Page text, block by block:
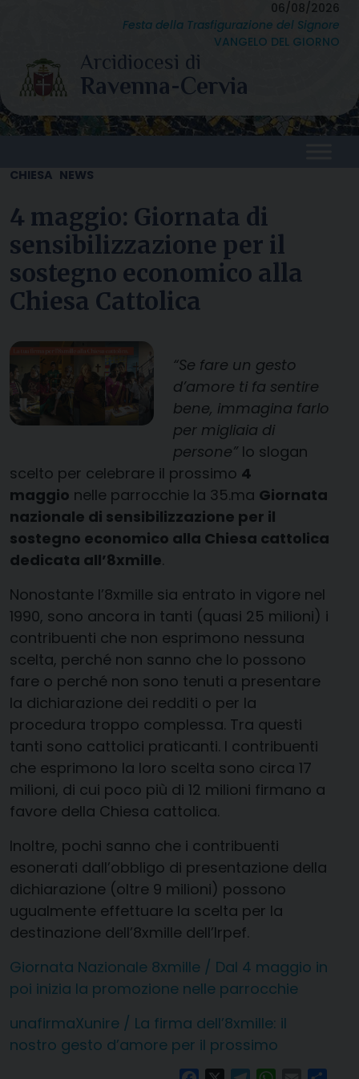
content
06/08/2026
Festa della Trasfigurazione del Signore
VANGELO DEL GIORNO
CHIESA NEWS
4 maggio: Giornata di
sensibilizzazione per il
sostegno economico alla
Chiesa Cattolica
“Se fare un gesto
d’amore ti fa sentire
bene, immagina farlo
per migliaia di
persone” lo slogan
scelto per celebrare il prossimo 4
maggio nelle parrocchie la 35.ma Giornata
nazionale di sensibilizzazione per il
sostegno economico alla Chiesa cattolica
dedicata all’8xmille.
Nonostante l’8xmille sia entrato in vigore nel
1990, sono ancora in tanti (quasi 25 milioni) i
contribuenti che non esprimono nessuna
scelta, perché non sanno che lo possono
fare o perché non sono tenuti a presentare
la dichiarazione dei redditi o per la
procedura troppo complessa. Tra questi
tanti sono cattolici praticanti. I contribuenti
che esprimono la loro scelta sono circa 17
milioni, di cui poco più di 12 milioni firmano a
favore della Chiesa cattolica.
Inoltre, pochi sanno che i contribuenti
esonerati dall’obbligo di presentazione della
dichiarazione (oltre 9 milioni) possono
ugualmente effettuare la scelta per la
destinazione dell’8xmille dell’Irpef.
Giornata Nazionale 8xmille / Dal 4 maggio in
poi inizia la promozione nelle parrocchie
unafirmaXunire / La firma dell’8xmille: il
nostro gesto d’amore per il prossimo